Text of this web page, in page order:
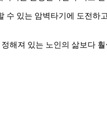
수 있는 암벽타기에 도전
해져 있는 노인의 삶보다